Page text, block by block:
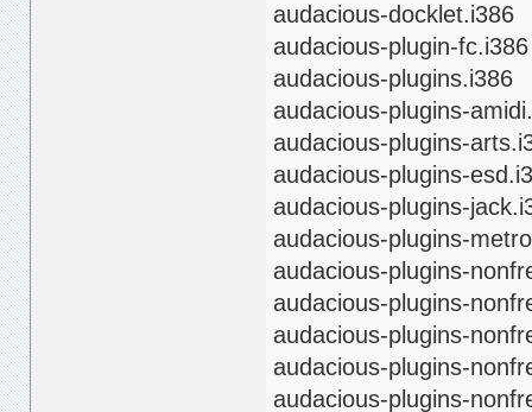
audacious-
audacious-
audacious-
audacious-
audacious-
audacious-
audacious-
audacious-plugins-
audacious-plugins-
audacious-plugins-
audacious-plugins-
audacious-plugins-
audacious-plugins-